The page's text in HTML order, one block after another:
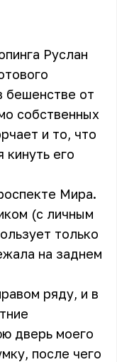
Руслан
бешенстве от
собственных
и то, что
его
Мира.
(с личным
только
на заднем
ряду, и в
дверь моего
после чего